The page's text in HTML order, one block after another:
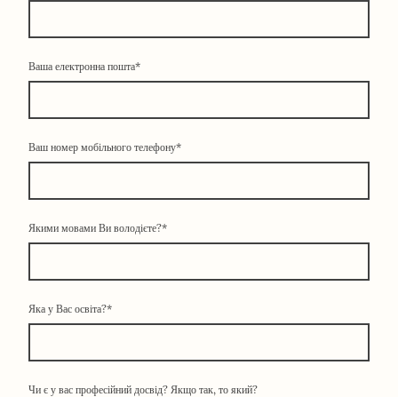
Ваша електронна пошта*
Ваш номер мобільного телефону*
Якими мовами Ви володієте?*
Яка у Вас освіта?*
Чи є у вас професійний досвід? Якщо так, то який?